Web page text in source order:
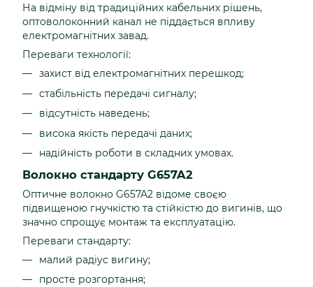
На відміну від традиційних кабельних рішень,
оптоволоконний канал не піддається впливу
електромагнітних завад.
Переваги технології:
захист від електромагнітних перешкод;
стабільність передачі сигналу;
відсутність наведень;
висока якість передачі даних;
надійність роботи в складних умовах.
Волокно стандарту G657A2
Оптичне волокно G657A2 відоме своєю
підвищеною гнучкістю та стійкістю до вигинів, що
значно спрощує монтаж та експлуатацію.
Переваги стандарту:
малий радіус вигину;
просте розгортання;